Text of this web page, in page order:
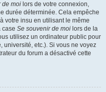
de moi lors de votre connexion,
durée déterminée. Cela empêche
votre insu en utilisant le même
case Se souvenir de moi lors de la
utilisez un ordinateur public pour
université, etc.). Si vous ne voyez
du forum a désactivé cette